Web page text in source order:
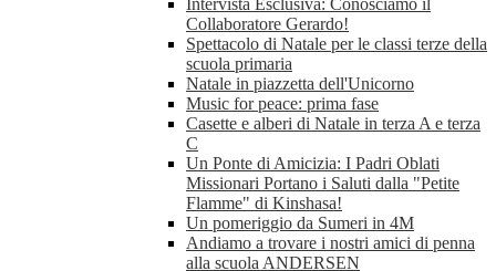
Intervista Esclusiva: Conosciamo il
Collaboratore Gerardo!
Spettacolo di Natale per le classi terze della
scuola primaria
Natale in piazzetta dell'Unicorno
Music for peace: prima fase
Casette e alberi di Natale in terza A e terza
C
Un Ponte di Amicizia: I Padri Oblati
Missionari Portano i Saluti dalla "Petite
Flamme" di Kinshasa!
Un pomeriggio da Sumeri in 4M
Andiamo a trovare i nostri amici di penna
alla scuola ANDERSEN